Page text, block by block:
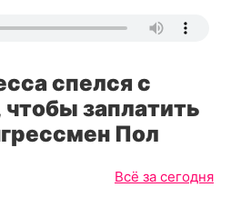
спелся с
заплатить
Пол
Всё за сегодня